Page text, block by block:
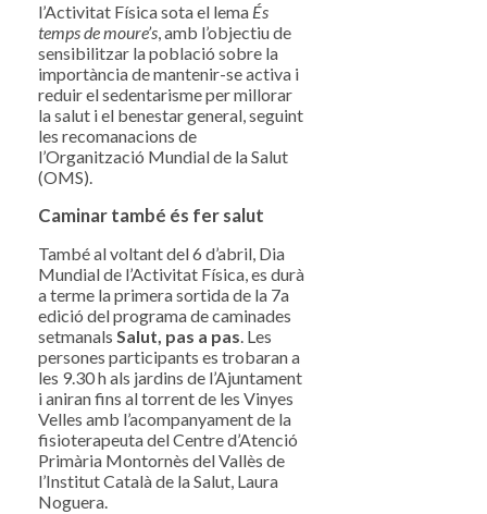
l’Activitat Física sota el lema És
temps de moure’s, amb l’objectiu de
sensibilitzar la població sobre la
importància de mantenir-se activa i
reduir el sedentarisme per millorar
la salut i el benestar general, seguint
les recomanacions de
l’Organització Mundial de la Salut
(OMS).
Caminar també és fer salut
També al voltant del 6 d’abril, Dia
Mundial de l’Activitat Física, es durà
a terme la primera sortida de la 7a
edició del programa de caminades
setmanals Salut, pas a pas. Les
persones participants es trobaran a
les 9.30 h als jardins de l’Ajuntament
i aniran fins al torrent de les Vinyes
Velles amb l’acompanyament de la
fisioterapeuta del Centre d’Atenció
Primària Montornès del Vallès de
l’Institut Català de la Salut, Laura
Noguera.